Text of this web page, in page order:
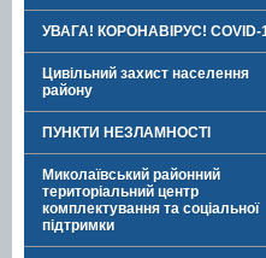
УВАГА! КОРОНАВІРУС! COVID-
Цивільний захист населення
району
ПУНКТИ НЕЗЛАМНОСТІ
Миколаївський районний
територіальний центр
комплектування та соціальної
підтримки